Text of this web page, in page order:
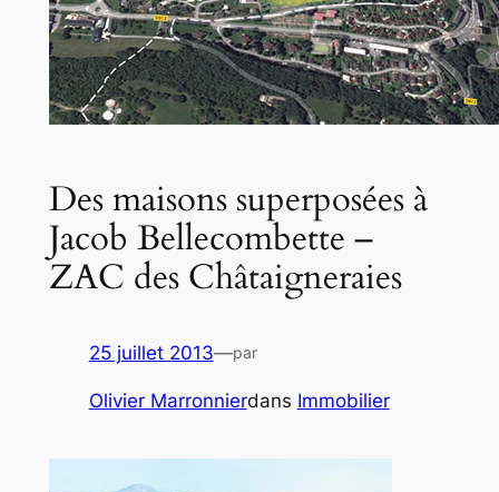
Des maisons superposées à
Jacob Bellecombette –
ZAC des Châtaigneraies
25 juillet 2013—par
Olivier Marronnierdans Immobilier